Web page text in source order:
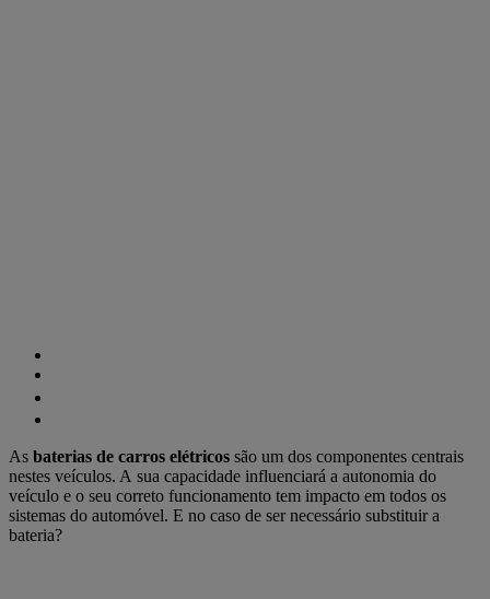
As baterias de carros elétricos são um dos componentes centrais
nestes veículos. A sua capacidade influenciará a autonomia do
veículo e o seu correto funcionamento tem impacto em todos os
sistemas do automóvel. E no caso de ser necessário substituir a
bateria?